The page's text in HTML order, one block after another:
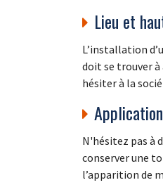
Lieu et
L’installation
doit se trouver à
hésiter à la
N'hésitez pas à
conserver une
l’apparition de